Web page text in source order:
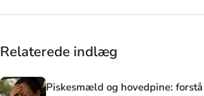
Relaterede indlæg
Piskesmæld og hovedpine: